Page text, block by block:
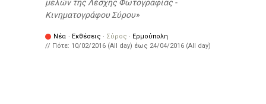
μελών της Λέσχης Φωτογραφίας -
Κινηματογράφου Σύρου
Νέα · Εκθέσεις · Σύρος · Ερμούπολη
// Πότε: 10/02/2016 (All day) έως 24/04/2016 (All day)